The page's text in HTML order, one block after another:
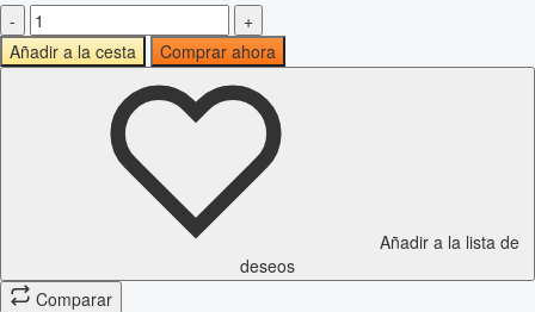
-
+
Añadir a la cesta
Comprar ahora
Añadir a la lista de
deseos
Comparar